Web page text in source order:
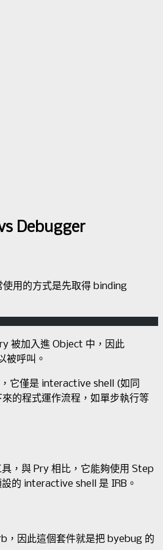
Debugger
用的方式是先取得 binding
被加入進 Object 中，因此
被呼叫。
它僅是 interactive shell (如同
的程式運作流程，如單步執行等
，與 Pry 相比，它能夠使用 Step
的 interactive shell 是 IRB。
，因此這個套件就是把 byebug 的